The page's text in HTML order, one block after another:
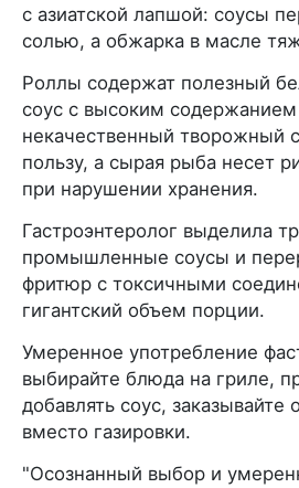
с азиатской лапшой: соусы
солью, а обжарка в масле
Роллы содержат полезный
соус с высоким
некачественный творожный
пользу, а сырая рыба несет
при нарушении хранения.
Гастроэнтеролог выделила
промышленные соусы и
фритюр с токсичными
гигантский объем порции.
Умеренное употребление
выбирайте блюда на гриле,
добавлять соус,
вместо газировки.
"Осознанный выбор и